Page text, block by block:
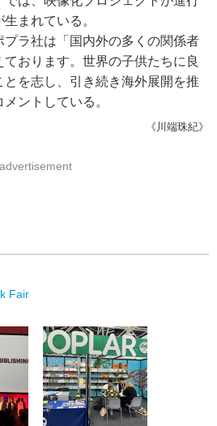
まれている。
ラ社は「国内外の多くの関係者
おります。世界の子供たちに良
を志し、引き続き海外展開を推
ントしている。
《川端珠紀》
advertisement
Fair